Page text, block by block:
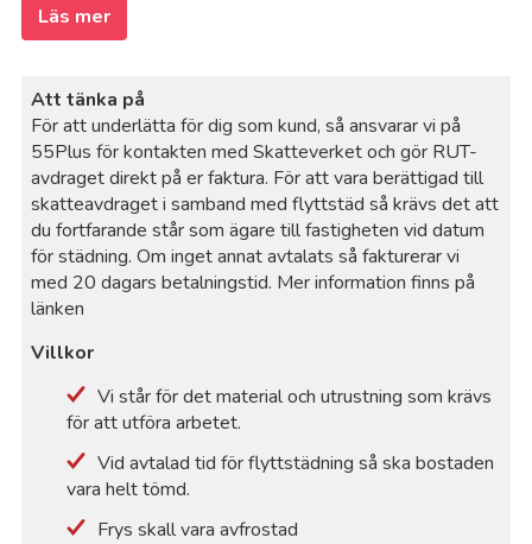
Läs mer
Att tänka på
För att underlätta för dig som kund, så ansvarar vi på
55Plus för kontakten med Skatteverket och gör RUT-
avdraget direkt på er faktura. För att vara berättigad till
skatteavdraget i samband med flyttstäd så krävs det att
du fortfarande står som ägare till fastigheten vid datum
för städning. Om inget annat avtalats så fakturerar vi
med 20 dagars betalningstid. Mer information finns på
länken
Villkor
Vi står för det material och utrustning som krävs
för att utföra arbetet.
Vid avtalad tid för flyttstädning så ska bostaden
vara helt tömd.
Frys skall vara avfrostad